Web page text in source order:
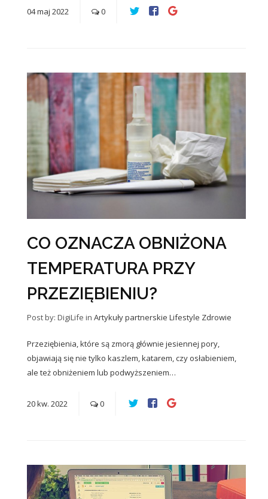
04maj 2022 0
CO OZNACZA OBNIŻONA
TEMPERATURA PRZY
PRZEZIĘBIENIU?
Post by: DigiLife in Artykuły partnerskie Lifestyle Zdrowie
Przeziębienia, które są zmorą głównie jesiennej pory,
objawiają się nie tylko kaszlem, katarem, czy osłabieniem,
ale też obniżeniem lub podwyższeniem…
20kw. 2022 0